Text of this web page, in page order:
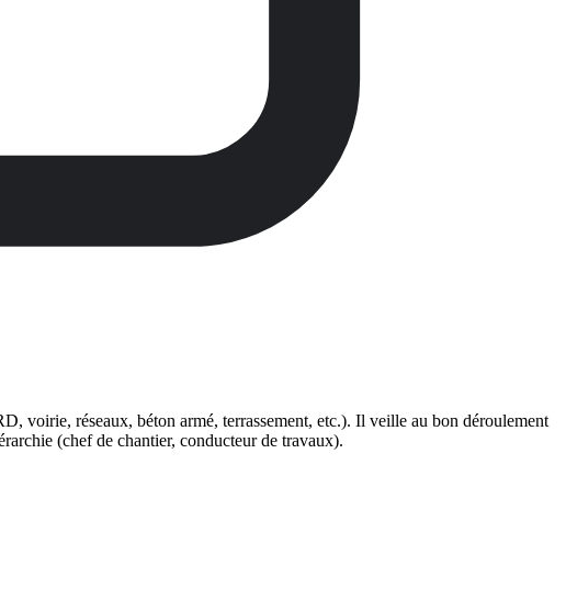
voirie, réseaux, béton armé, terrassement, etc.). Il veille au bon déroulement
(chef de chantier, conducteur de travaux).